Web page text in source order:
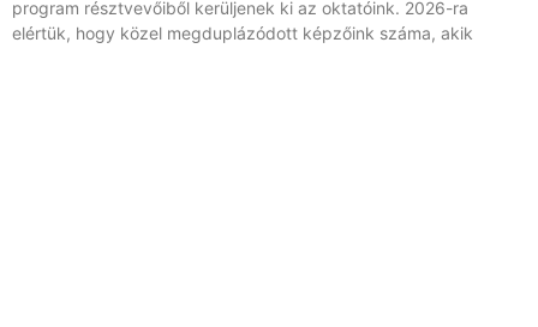
program résztvevőiből kerüljenek ki az oktatóink. 2026-ra
elértük, hogy közel megduplázódott képzőink száma, akik